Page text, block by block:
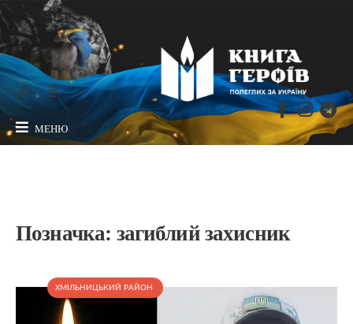
МЕНЮ
Позначка: загиблий захисник
ХМІЛЬНИЦЬКИЙ РАЙОН